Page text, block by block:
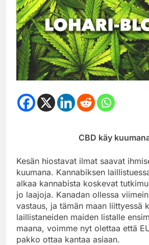
CBD käy
Kesän hiostavat ilmat saavat
kuumana. Kannabiksen
alkaa kannabista koskevat
jo laajoja. Kanadan ollessa
vastaus, ja tämän maan liittyessä
laillistaneiden maiden listalle
maana, voimme nyt olettaa että
pakko ottaa kantaa asiaan.